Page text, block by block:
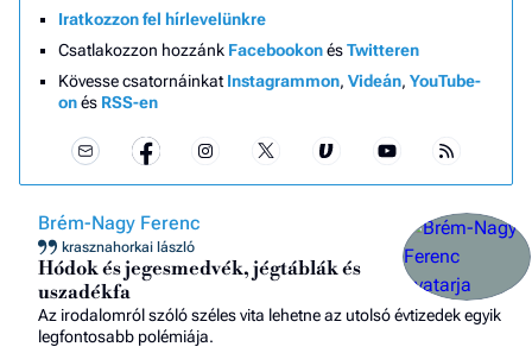
Iratkozzon fel hírlevelünkre
Csatlakozzon hozzánk FacebookonésTwitteren
Kövesse csatornáinkat Instagrammon, Videán, YouTube-
onés RSS-en
Brém-Nagy Ferenc
krasznahorkai lászló
Hódok és jegesmedvék, jégtáblák és
uszadékfa
Az irodalomról szóló széles vita lehetne az utolsó évtizedek egyik
legfontosabb polémiája.